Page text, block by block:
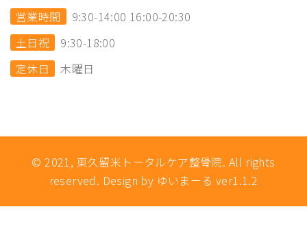
営業時間
9:30-14:00 16:00-20:30
土日祝
9:30-18:00
定休日
木曜日
© 2021, 東久留米トータルケア整骨院. All rights
reserved. Design by ゆいまーる ver1.1.2